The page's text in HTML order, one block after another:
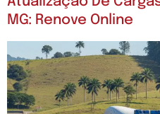
MG: Renove Online